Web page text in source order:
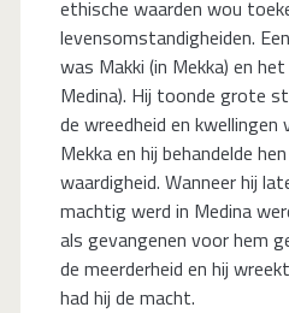
ethische waarden wou
levensomstandigheiden.
was Makki (in Mekka) en
Medina). Hij toonde grote
de wreedheid en kwellingen
Mekka en hij behandelde
waardigheid. Wanneer hij
machtig werd in Medina
als gevangenen voor hem
de meerderheid en hij
had hij de macht.